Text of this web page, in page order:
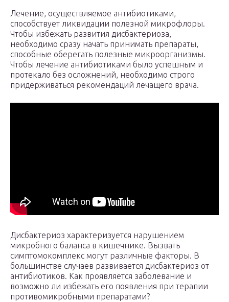
Лечение, осуществляемое антибиотиками,
способствует ликвидации полезной микрофлоры.
Чтобы избежать развития дисбактериоза,
необходимо сразу начать принимать препараты,
способные оберегать полезные микроорганизмы.
Чтобы лечение антибиотиками было успешным и
протекало без осложнений, необходимо строго
придерживаться рекомендаций лечащего врача.
Дисбактериоз характеризуется нарушением
микробного баланса в кишечнике. Вызвать
симптомокомплекс могут различные факторы. В
большинстве случаев развивается дисбактериоз от
антибиотиков. Как проявляется заболевание и
возможно ли избежать его появления при терапии
противомикробными препаратами?